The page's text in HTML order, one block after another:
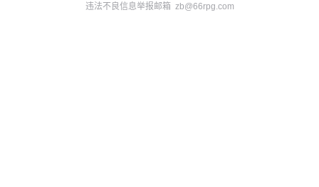
违法不良信息举报邮箱 zb@66rpg.com